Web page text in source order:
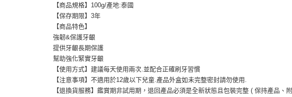
【商品規格】100g/產地:泰國
【保存期限】3年
【商品特色】
強韌&保護牙齦
提供牙齦長期保護
幫助強化緊實牙齦
【使用方式】建議每天使用兩次.並配合正確刷牙習慣
【注意事項】不適用於12歲以下兒童.產品外盒如未完整密封請勿使用.
【退換貨服務】鑑賞期非試用期，退回產品必須是全新狀態且包裝完整 ( 保持產品、